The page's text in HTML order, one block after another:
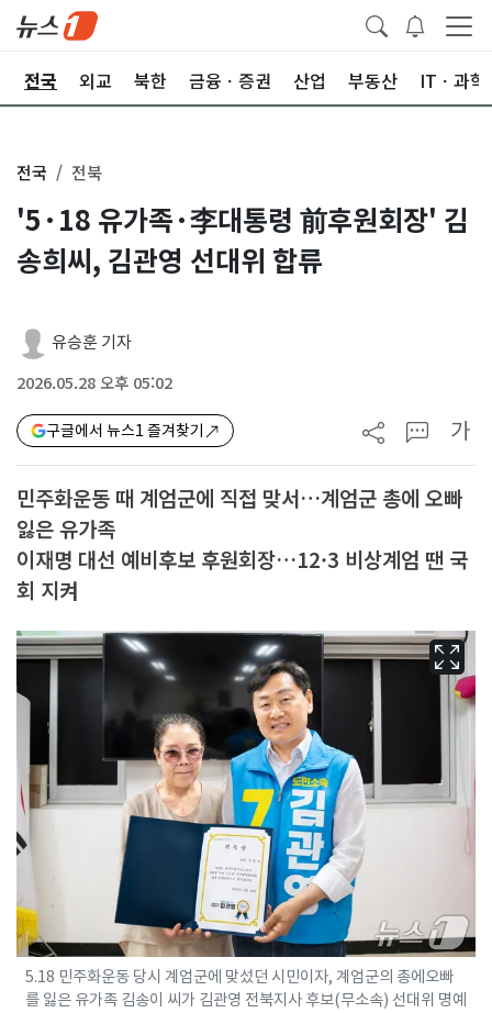
전국 외교 북한 금융ㆍ증권 산업 부동산 ITㆍ과학
전국 전북
'5·18 유가족·李대통령 前후원회장' 김
송희씨, 김관영 선대위 합류
유승훈 기자
2026.05.28 오후 05:02
구글에서 뉴스1 즐겨찾기 가
민주화운동 때 계엄군에 직접 맞서…계엄군 총에 오빠
잃은 유가족
이재명 대선 예비후보 후원회장…12·3 비상계엄 땐 국
회 지켜
5.18 민주화운동 당시 계엄군에 맞섰던 시민이자, 계엄군의 총에오빠
를 잃은 유가족 김송이 씨가 김관영 전북지사 후보(무소속) 선대위 명예